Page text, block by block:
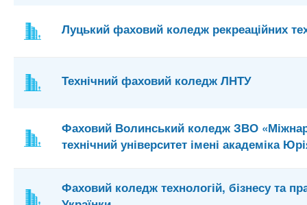
Луцький фаховий коледж рекреаційних
Технічний фаховий коледж ЛНТУ
Фаховий Волинський коледж ЗВО
технічний університет імені академіка
Фаховий коледж технологій, бізнесу та